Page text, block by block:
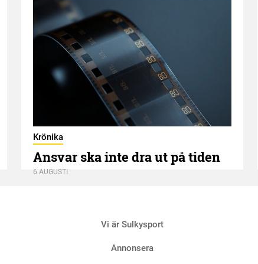
Krönika
Ansvar ska inte dra ut på tiden
6 AUGUSTI
Vi är Sulkysport
Annonsera